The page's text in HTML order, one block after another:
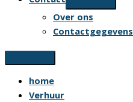
Over ons
Contactgegevens
home
Verhuur